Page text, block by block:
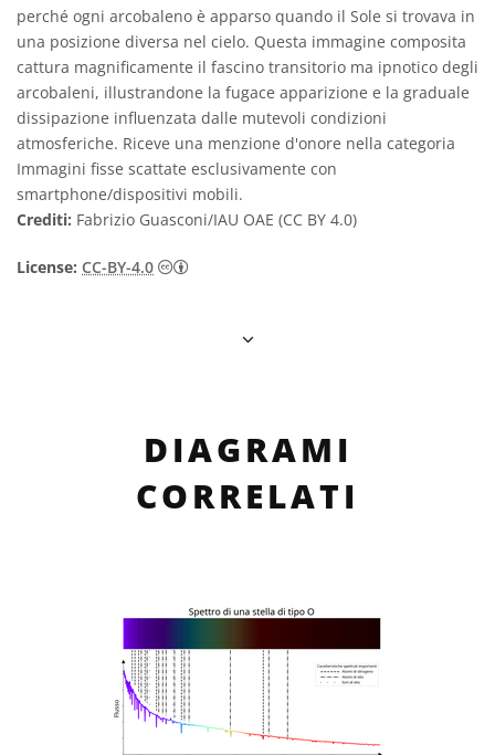
perché ogni arcobaleno è apparso quando il Sole si trovava in
una posizione diversa nel cielo. Questa immagine composita
cattura magnificamente il fascino transitorio ma ipnotico degli
arcobaleni, illustrandone la fugace apparizione e la graduale
dissipazione influenzata dalle mutevoli condizioni
atmosferiche. Riceve una menzione d'onore nella categoria
Immagini fisse scattate esclusivamente con
smartphone/dispositivi mobili.
Crediti: Fabrizio Guasconi/IAU OAE (CC BY 4.0)
License: CC-BY-4.0 Creative Commons Attribuzione 4.0
DIAGRAMI
CORRELATI